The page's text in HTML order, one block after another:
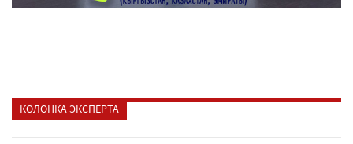
КОЛОНКА ЭКСПЕРТА